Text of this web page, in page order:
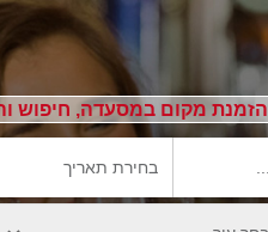
מקום במסעדה, חיפוש